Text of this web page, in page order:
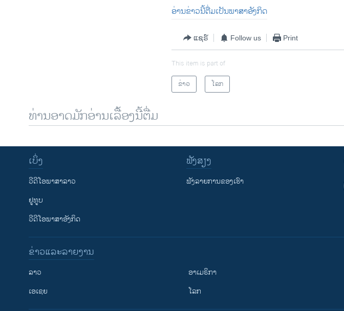
ອ່ານຂ່າວນີ້ຕື່ມເປັນພາສາອັງກິດ
ແຊຣ໌ Follow us Print
This item is part of
ຂ່າວ
ໂລກ
ທ່ານອາດມັກອ່ານເລື້ອງນີ້ຕື່ມ
ເບິ່ງ
ວີດີໂອພາສາລາວ
ຢູທູບ
ວີດີໂອພາສາອັງກິດ
ຟັງສຽງ
ຟັງລາຍການຂອງເຮົາ
ຂ່າວແລະລາຍງານ
ລາວ
ເອເຊຍ
ອາເມຣິກາ
ໂລກ